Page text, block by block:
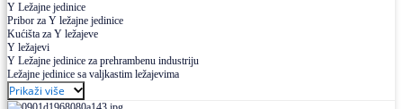
Y Ležajne jedinice
Pribor za Y ležajne jedinice
Kućišta za Y ležajeve
Y ležajevi
Y Ležajne jedinice za prehrambenu industriju
Ležajne jedinice sa valjkastim ležajevima
Prikaži više